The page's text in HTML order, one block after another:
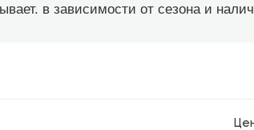
в зависимости от сезона и